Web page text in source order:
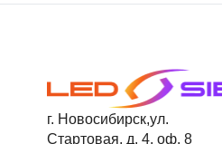
г. Новосибирск,ул.
Стартовая, д. 4, оф. 8